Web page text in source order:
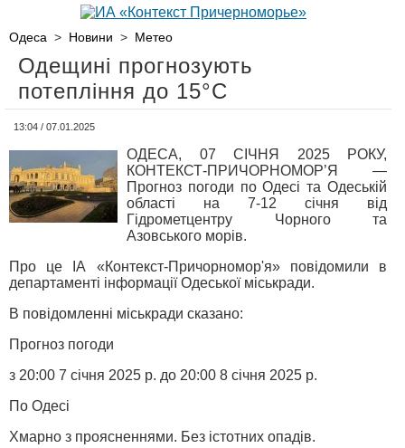
Одеса > Новини > Метео
Одещині прогнозують
потепління до 15°С
13:04 / 07.01.2025
ОДЕСА, 07 СІЧНЯ 2025 РОКУ,
КОНТЕКСТ-ПРИЧОРНОМОР’Я —
Прогноз погоди по Одесі та Одеській
області на 7-12 січня від
Гідрометцентру Чорного та
Азовського морів.
Про це ІА «Контекст-Причорномор'я» повідомили в
департаменті інформації Одеської міськради.
В повідомленні міськради сказано:
Прогноз погоди
з 20:00 7 січня 2025 р. до 20:00 8 січня 2025 р.
По Одесі
Хмарно з проясненнями. Без істотних опадів.